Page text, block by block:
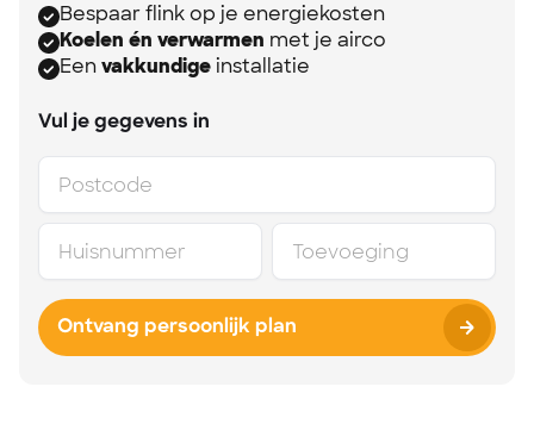
Bespaar flink op je energiekosten
Koelen én verwarmen met je airco
Eenvakkundige installatie
Vul je gegevens in
Ontvang persoonlijk plan